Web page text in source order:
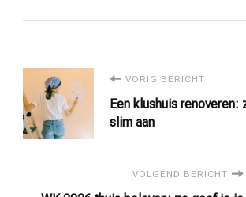
Bericht
navigatie
VORIG BERICHT
Een klushuis renoveren:
slim aan
VOLGEND BERICHT